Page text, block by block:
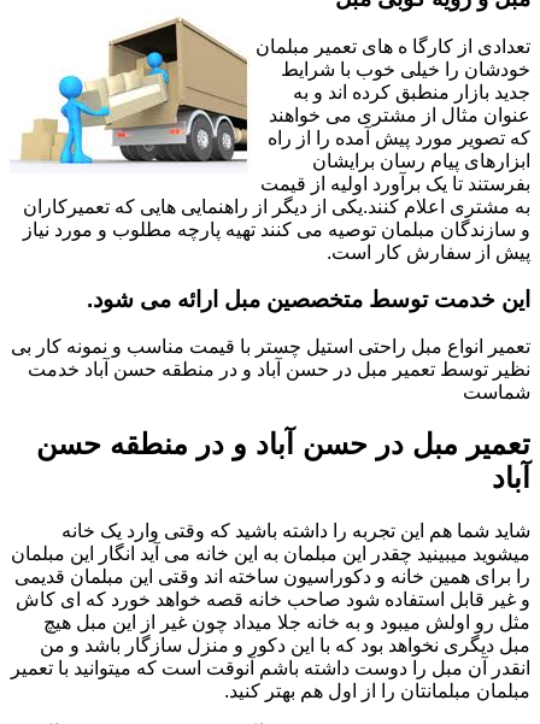
تعدادی از کارگا ه های تعمیر مبلمان
خودشان را خیلی خوب با شرایط
جدید بازار منطبق کرده اند و به
عنوان مثال از مشتری می خواهند
که تصویر مورد پیش آمده را از راه
ابزارهای پیام رسان برایشان
بفرستند تا یک برآورد اولیه از قیمت
به مشتری اعلام کنند.یکی از دیگر از راهنمایی هایی که تعمیرکاران
و سازندگان مبلمان توصیه می کنند تهیه پارچه مطلوب و مورد نیاز
پیش از سفارش کار است.
این خدمت توسط متخصصین مبل ارائه می شود.
تعمیر انواع مبل راحتی استیل چستر با قیمت مناسب و نمونه کار بی
نظیر توسط تعمیر مبل در حسن آباد و در منطقه حسن آباد خدمت
شماست
تعمیر مبل در حسن آباد و در منطقه حسن
آباد
شاید شما هم این تجربه را داشته باشید که وقتی وارد یک خانه
میشوید میبینید چقدر این مبلمان به این خانه می آید انگار این مبلمان
را برای همین خانه و دکوراسیون ساخته اند وقتی این مبلمان قدیمی
و غیر قابل استفاده شود صاحب خانه قصه خواهد خورد که ای کاش
مثل رو اولش میبود و به خانه جلا میداد چون غیر از این مبل هیچ
مبل دیگری نخواهد بود که با این دکور و منزل سازگار باشد و من
انقدر آن مبل را دوست داشته باشم آنوقت است که میتوانید با تعمیر
مبلمان مبلمانتان را از اول هم بهتر کنید.